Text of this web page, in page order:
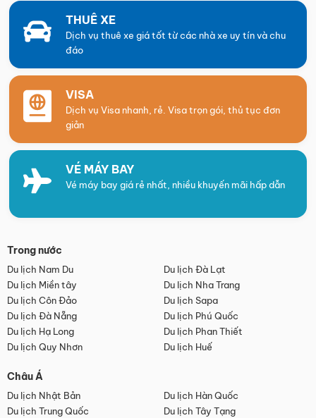
THUÊ XE
Dịch vụ thuê xe giá tốt từ các nhà xe uy tín và chu
đáo
VISA
Dịch vụ Visa nhanh, rẻ. Visa trọn gói, thủ tục đơn
giản
VÉ MÁY BAY
Vé máy bay giá rẻ nhất, nhiều khuyến mãi hấp dẫn
Trong nước
Du lịch Nam Du
Du lịch Đà Lạt
Du lịch Miền tây
Du lịch Nha Trang
Du lịch Côn Đảo
Du lịch Sapa
Du lịch Đà Nẵng
Du lịch Phú Quốc
Du lịch Hạ Long
Du lịch Phan Thiết
Du lịch Quy Nhơn
Du lịch Huế
Châu Á
Du lịch Nhật Bản
Du lịch Hàn Quốc
Du lịch Trung Quốc
Du lịch Tây Tạng